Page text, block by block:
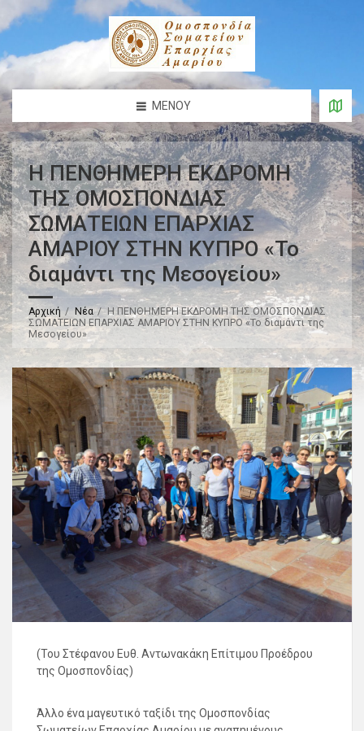
ΜΕΝΟΎ
Η ΠΕΝΘΗΜΕΡΗ ΕΚΔΡΟΜΗ
ΤΗΣ ΟΜΟΣΠΟΝΔΙΑΣ
ΣΩΜΑΤΕΙΩΝ ΕΠΑΡΧΙΑΣ
ΑΜΑΡΙΟΥ ΣΤΗΝ ΚΥΠΡΟ «Το
διαμάντι της Μεσογείου»
Αρχική Νέα
Η ΠΕΝΘΗΜΕΡΗ ΕΚΔΡΟΜΗ ΤΗΣ ΟΜΟΣΠΟΝΔΙΑΣ
ΣΩΜΑΤΕΙΩΝ ΕΠΑΡΧΙΑΣ ΑΜΑΡΙΟΥ ΣΤΗΝ ΚΥΠΡΟ «Το διαμάντι της
Μεσογείου»
(Του Στέφανου Ευθ. Αντωνακάκη Επίτιμου Προέδρου
της Ομοσπονδίας)
Άλλο ένα μαγευτικό ταξίδι της Ομοσπονδίας